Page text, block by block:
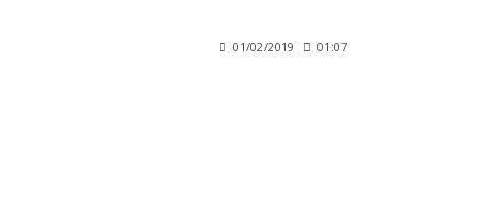
01/02/2019 01:07